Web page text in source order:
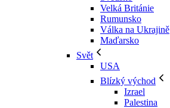
Velká Británie
Rumunsko
Válka na Ukrajině
Maďarsko
Svět
USA
Blízký východ
Izrael
Palestina